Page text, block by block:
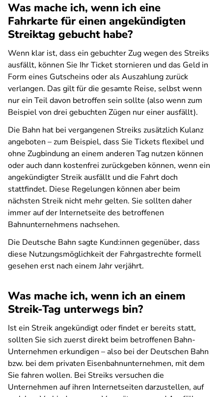
Was mache ich, wenn ich eine
Fahrkarte für einen angekündigten
Streiktag gebucht habe?
Wenn klar ist, dass ein gebuchter Zug wegen des Streiks
ausfällt, können Sie Ihr Ticket stornieren und das Geld in
Form eines Gutscheins oder als Auszahlung zurück
verlangen. Das gilt für die gesamte Reise, selbst wenn
nur ein Teil davon betroffen sein sollte (also wenn zum
Beispiel von drei gebuchten Zügen nur einer ausfällt).
Die Bahn hat bei vergangenen Streiks zusätzlich Kulanz
angeboten – zum Beispiel, dass Sie Tickets flexibel und
ohne Zugbindung an einem anderen Tag nutzen können
oder auch dann kostenfrei zurückgeben können, wenn ein
angekündigter Streik ausfällt und die Fahrt doch
stattfindet. Diese Regelungen können aber beim
nächsten Streik nicht mehr gelten. Sie sollten daher
immer auf der Internetseite des betroffenen
Bahnunternehmens nachsehen.
Die Deutsche Bahn sagte Kund:innen gegenüber, dass
diese Nutzungsmöglichkeit der Fahrgastrechte formell
gesehen erst nach einem Jahr verjährt.
Was mache ich, wenn ich an einem
Streik-Tag unterwegs bin?
Ist ein Streik angekündigt oder findet er bereits statt,
sollten Sie sich zuerst direkt beim betroffenen Bahn-
Unternehmen erkundigen – also bei der Deutschen Bahn
bzw. bei dem privaten Eisenbahnunternehmen, mit dem
Sie fahren wollen. Bei Streiks versuchen die
Unternehmen auf ihren Internetseiten darzustellen, auf